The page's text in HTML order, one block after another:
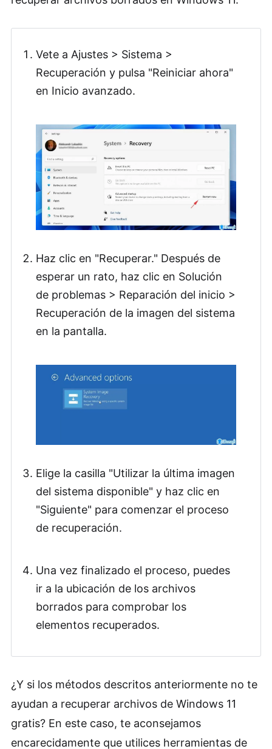
Vete a Ajustes > Sistema >
Recuperación y pulsa "Reiniciar ahora"
en Inicio avanzado.
Haz clic en "Recuperar." Después de
esperar un rato, haz clic en Solución
de problemas > Reparación del inicio >
Recuperación de la imagen del sistema
en la pantalla.
Elige la casilla "Utilizar la última imagen
del sistema disponible" y haz clic en
"Siguiente" para comenzar el proceso
de recuperación.
Una vez finalizado el proceso, puedes
ir a la ubicación de los archivos
borrados para comprobar los
elementos recuperados.
¿Y si los métodos descritos anteriormente no te
ayudan a recuperar archivos de Windows 11
gratis? En este caso, te aconsejamos
encarecidamente que utilices herramientas de